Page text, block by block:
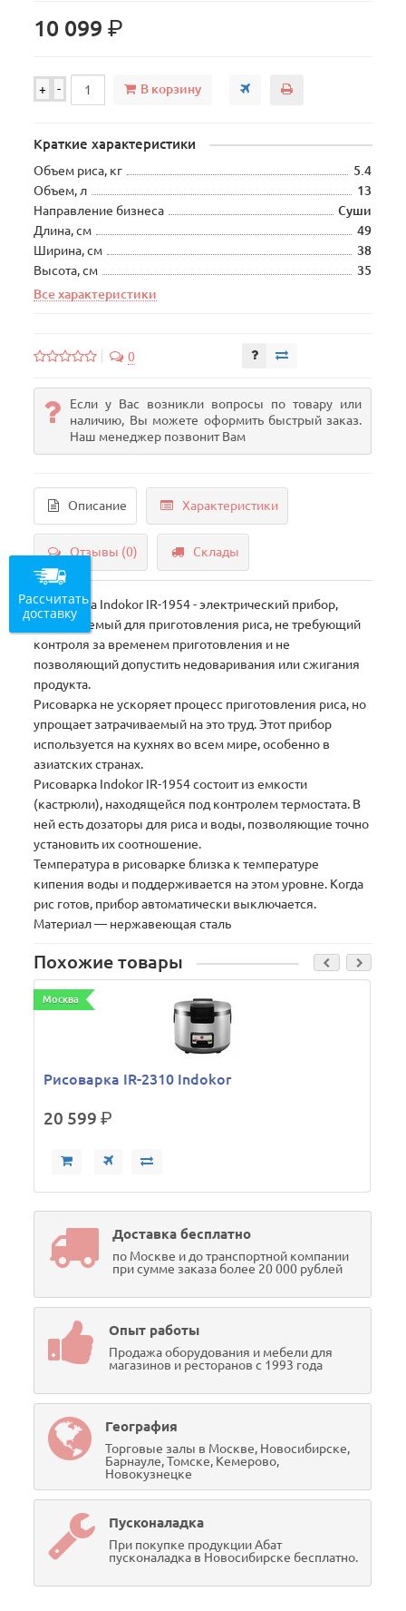
10 099р.
+ - В корзину
Краткие характеристики
Объем риса, кг
5.4
Объем, л
13
Направление бизнеса
Суши
Длина, см
49
Ширина, см
38
Высота, см
35
Все характеристики
0
Если у Вас возникли вопросы по товару или
наличию, Вы можете оформить быстрый заказ.
Наш менеджер позвонит Вам
Описание Характеристики
Отзывы (0) Склады
Рисоварка Indokor IR-1954 - электрический прибор,
используемый для приготовления риса, не требующий
контроля за временем приготовления и не
позволяющий допустить недоваривания или сжигания
продукта.
Рисоварка не ускоряет процесс приготовления риса, но
упрощает затрачиваемый на это труд. Этот прибор
используется на кухнях во всем мире, особенно в
азиатских странах.
Рисоварка Indokor IR-1954 состоит из емкости
(кастрюли), находящейся под контролем термостата. В
ней есть дозаторы для риса и воды, позволяющие точно
установить их соотношение.
Температура в рисоварке близка к температуре
кипения воды и поддерживается на этом уровне. Когда
рис готов, прибор автоматически выключается.
Материал — нержавеющая сталь
Похожие товары
Москва
Рисоварка IR-2310 Indokor
20 599р.
Доставка бесплатно
по Москве и до транспортной компании
при сумме заказа более 20 000 рублей
Опыт работы
Продажа оборудования и мебели для
магазинов и ресторанов с 1993 года
География
Торговые залы в Москве, Новосибирске,
Барнауле, Томске, Кемерово,
Новокузнецке
Пусконаладка
При покупке продукции Абат
пусконаладка в Новосибирске бесплатно.
Рассчитать
доставку